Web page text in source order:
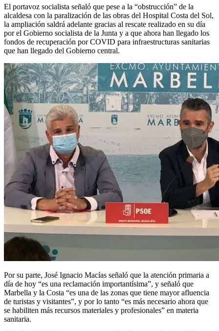
El portavoz socialista señaló que pese a la “obstrucción” de la
alcaldesa con la paralización de las obras del Hospital Costa del Sol,
la ampliación saldrá adelante gracias al rescate realizado en su día
por el Gobierno socialista de la Junta y a que ahora han llegado los
fondos de recuperación por COVID para infraestructuras sanitarias
que han llegado del Gobierno central.
Por su parte, José Ignacio Macías señaló que la atención primaria a
día de hoy “es una reclamación importantísima”, y señaló que
Marbella y la Costa “es una de las zonas que tiene mayor afluencia
de turistas y visitantes”, y por lo tanto “es más necesario ahora que
se habiliten más recursos materiales y profesionales” en materia
sanitaria.